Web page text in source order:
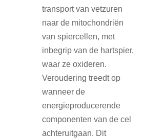
transport van vetzuren
naar de mitochondriën
van spiercellen, met
inbegrip van de hartspier,
waar ze oxideren.
Veroudering treedt op
wanneer de
energieproducerende
componenten van de cel
achteruitgaan. Dit